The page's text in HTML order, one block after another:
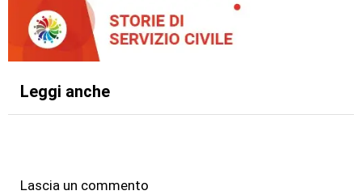
Leggi anche
Lascia un commento